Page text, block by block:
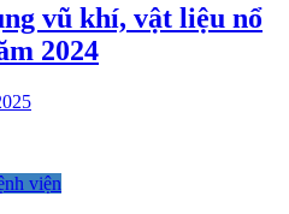
vũ khí, vật liệu nổ
2024
viện